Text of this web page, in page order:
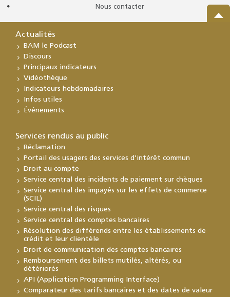
Nous contacter
Actualités
BAM le Podcast
Discours
Principaux indicateurs
Vidéothèque
Indicateurs hebdomadaires
Infos utiles
Événements
Services rendus au public
Réclamation
Portail des usagers des services d’intérêt commun
Droit au compte
Service central des incidents de paiement sur chèques
Service central des impayés sur les effets de commerce
(SCIL)
Service central des risques
Service central des comptes bancaires
Résolution des différends entre les établissements de
crédit et leur clientèle
Droit de communication des comptes bancaires
Remboursement des billets mutilés, altérés, ou
détériorés
API (Application Programming Interface)
Comparateur des tarifs bancaires et des dates de valeur